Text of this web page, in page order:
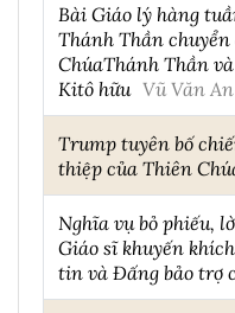
Bài Giáo lý hàng
Thánh Thần
ChúaThánh Thần
Kitô hữu Vũ Văn An
Trump tuyên bố
thiệp của Thiên
Nghĩa vụ bỏ phiếu,
Giáo sĩ khuyến
tin và Đấng bảo trợ